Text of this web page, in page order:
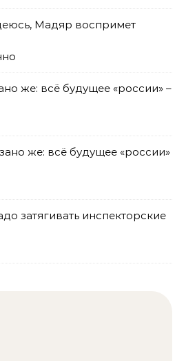
Мадяр воспримет
же: всё будущее «россии» –
же: всё будущее «россии»
затягивать инспекторские